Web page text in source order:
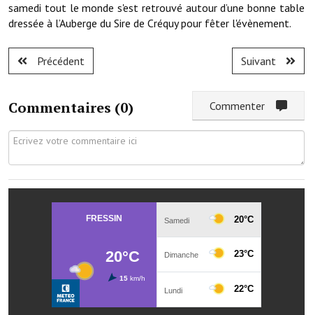
Projets et travaux en cours
Communication
Le bulletin municipal : Fressinfo & Le Fressinois
Communauté de communes
Autres groupements
L'association des maires
L'office de tourisme
samedi tout le monde s'est retrouvé autour d’une bonne table
dressée à l’Auberge du Sire de Créquy pour fêter l'évènement.
Précédent Suivant
Commentaires (0)